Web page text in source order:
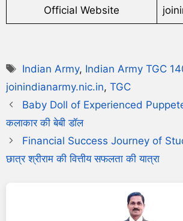
Official Website
Indian Army, Indian Army TGC
joinindianarmy.nic.in, TGC
Baby Doll of Experienced
कलाकार की बेबी डॉल
Financial Success Journey of
छात्र श्रीराम की वित्तीय सफलता की यात्रा